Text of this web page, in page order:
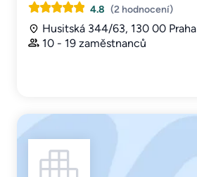
4.8 (2 hodnocení)
Husitská 344/63, 130 00 Praha
10 - 19 zaměstnanců